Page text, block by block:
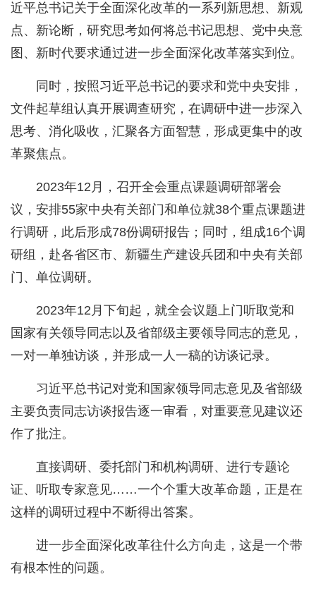
近平总书记关于全面深化改革的一系列新思想、新观
点、新论断，研究思考如何将总书记思想、党中央意
图、新时代要求通过进一步全面深化改革落实到位。
同时，按照习近平总书记的要求和党中央安排，
文件起草组认真开展调查研究，在调研中进一步深入
思考、消化吸收，汇聚各方面智慧，形成更集中的改
革聚焦点。
2023年12月，召开全会重点课题调研部署会
议，安排55家中央有关部门和单位就38个重点课题进
行调研，此后形成78份调研报告；同时，组成16个调
研组，赴各省区市、新疆生产建设兵团和中央有关部
门、单位调研。
2023年12月下旬起，就全会议题上门听取党和
国家有关领导同志以及省部级主要领导同志的意见，
一对一单独访谈，并形成一人一稿的访谈记录。
习近平总书记对党和国家领导同志意见及省部级
主要负责同志访谈报告逐一审看，对重要意见建议还
作了批注。
直接调研、委托部门和机构调研、进行专题论
证、听取专家意见……一个个重大改革命题，正是在
这样的调研过程中不断得出答案。
进一步全面深化改革往什么方向走，这是一个带
有根本性的问题。